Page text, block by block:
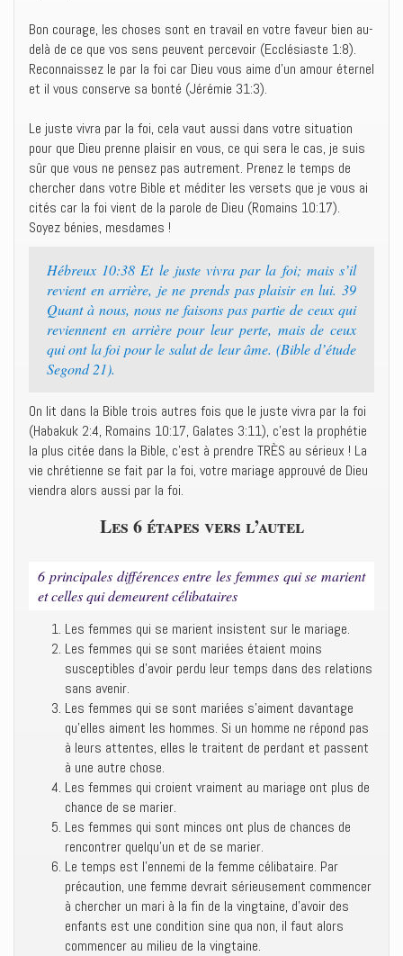
Bon courage, les choses sont en travail en votre faveur bien au-
delà de ce que vos sens peuvent percevoir (Ecclésiaste 1:8).
Reconnaissez le par la foi car Dieu vous aime d’un amour éternel
et il vous conserve sa bonté (Jérémie 31:3).
Le juste vivra par la foi, cela vaut aussi dans votre situation
pour que Dieu prenne plaisir en vous, ce qui sera le cas, je suis
sûr que vous ne pensez pas autrement. Prenez le temps de
chercher dans votre Bible et méditer les versets que je vous ai
cités car la foi vient de la parole de Dieu (Romains 10:17).
Soyez bénies, mesdames !
Hébreux 10:38 Et le juste vivra par la foi; mais s’il
revient en arrière, je ne prends pas plaisir en lui. 39
Quant à nous, nous ne faisons pas partie de ceux qui
reviennent en arrière pour leur perte, mais de ceux
qui ont la foi pour le salut de leur âme. (Bible d’étude
Segond 21).
On lit dans la Bible trois autres fois que le juste vivra par la foi
(Habakuk 2:4, Romains 10:17, Galates 3:11), c’est la prophétie
la plus citée dans la Bible, c’est à prendre TRÈS au sérieux ! La
vie chrétienne se fait par la foi, votre mariage approuvé de Dieu
viendra alors aussi par la foi.
Les 6 étapes vers l’autel
6 principales différences entre les femmes qui se marient
et celles qui demeurent célibataires
Les femmes qui se marient insistent sur le mariage.
Les femmes qui se sont mariées étaient moins
susceptibles d’avoir perdu leur temps dans des relations
sans avenir.
Les femmes qui se sont mariées s’aiment davantage
qu’elles aiment les hommes. Si un homme ne répond pas
à leurs attentes, elles le traitent de perdant et passent
à une autre chose.
Les femmes qui croient vraiment au mariage ont plus de
chance de se marier.
Les femmes qui sont minces ont plus de chances de
rencontrer quelqu’un et de se marier.
Le temps est l’ennemi de la femme célibataire. Par
précaution, une femme devrait sérieusement commencer
à chercher un mari à la fin de la vingtaine, d’avoir des
enfants est une condition sine qua non, il faut alors
commencer au milieu de la vingtaine.